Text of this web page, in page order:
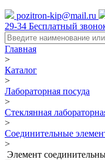
pozitron-kip@mail.ru
29-34 Бесплатный
Главная
>
Каталог
>
Лабораторная посуда
>
Стеклянная
>
Соединительные
>
Элемент